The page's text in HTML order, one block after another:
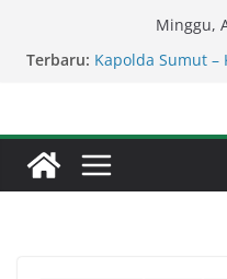
Minggu,
Terbaru: Lapor Pak
Judi Brahrang Di
Praktik
Kadis SDABMBK
Bersihkan Parit